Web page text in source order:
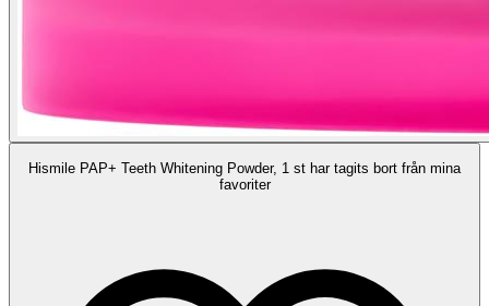
Hismile PAP+ Teeth Whitening Powder, 1 st har tagits bort från mina
favoriter